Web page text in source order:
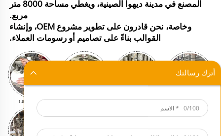
المصنع في مدينة ديهوا الصينية، ويغطي مساحة 8000 متر
مربع.
وخاصة، نحن قادرون على تطوير مشروع OEM، وإنشاء
القوالب بناءً على تصاميم أو رسومات العملاء.
أترك رسالتك
0/100